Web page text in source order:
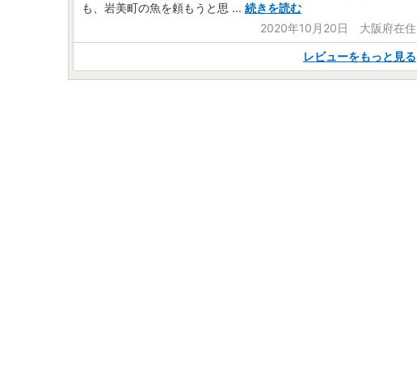
も、岩美町の魚を頼もうと思 ... 続きを読む
2020年10月20日 大阪府在住
レビューをもっと見る